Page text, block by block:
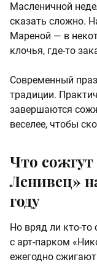
Масленичной
сказать сложно.
Мареной — в
клочья, где-то
Современный
традиции.
завершаются
веселее, чтобы
Что
Ленивец»
году
Но вряд ли кто-то
с арт-парком
ежегодно